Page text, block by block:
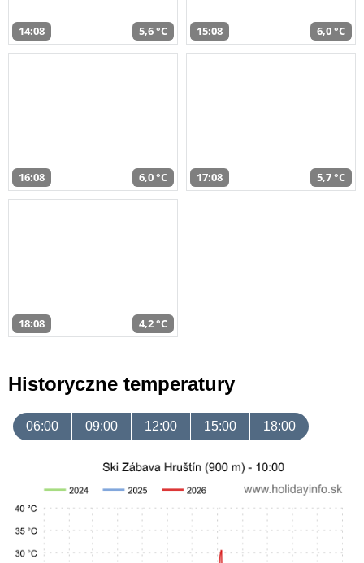
14:08 5,6 °C 15:08 6,0 °C
16:08 6,0 °C 17:08 5,7 °C
18:08 4,2 °C
Historyczne temperatury
06:00 09:00 12:00 15:00 18:00